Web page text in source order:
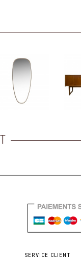
SERVICE CLIENT